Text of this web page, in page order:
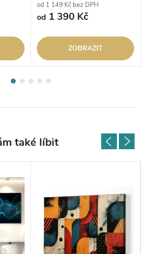
od 1 149 Kč bez DPH
od 1 390 Kč
ZOBRAZIT